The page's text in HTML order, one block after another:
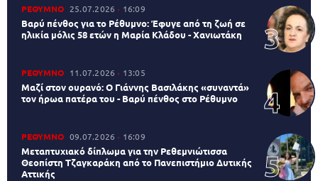
ΡΕΘΥΜΝΟ 25.07.2026 16:09
Βαρύ πένθος για το Ρέθυμνο: Έφυγε από τη ζωή σε
ηλικία μόλις 58 ετών η Μαρία Κλάδου - Χανιωτάκη
ΡΕΘΥΜΝΟ 11.07.2026 13:05
Μαζί στον ουρανό: Ο Γιάννης Βασιλάκης «συναντά»
τον ήρωα πατέρα του - Βαρύ πένθος στο Ρέθυμνο
ΡΕΘΥΜΝΟ 09.07.2026 16:09
Μεταπτυχιακό δίπλωμα για την Ρεθεμνιώτισσα
Θεοπίστη Τζαγκαράκη από το Πανεπιστήμιο Δυτικής
Αττικής